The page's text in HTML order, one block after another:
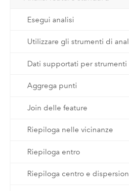
Esegui analisi
Utilizzare gli strumenti di
Dati supportati per strumenti
Aggrega punti
Join delle feature
Riepiloga nelle vicinanze
Riepiloga entro
Riepiloga centro e